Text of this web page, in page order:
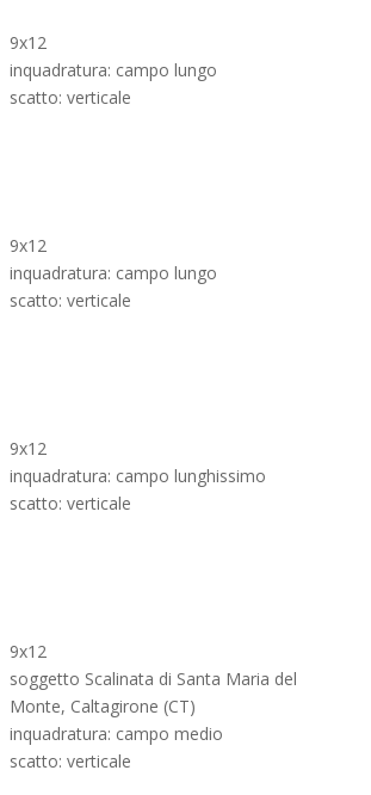
9x12
inquadratura: campo lungo
scatto: verticale
9x12
inquadratura: campo lungo
scatto: verticale
9x12
inquadratura: campo lunghissimo
scatto: verticale
9x12
soggetto Scalinata di Santa Maria del
Monte, Caltagirone (CT)
inquadratura: campo medio
scatto: verticale